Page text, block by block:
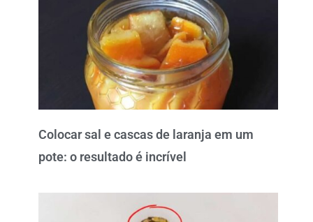
Colocar sal e cascas de laranja em um
pote: o resultado é incrível